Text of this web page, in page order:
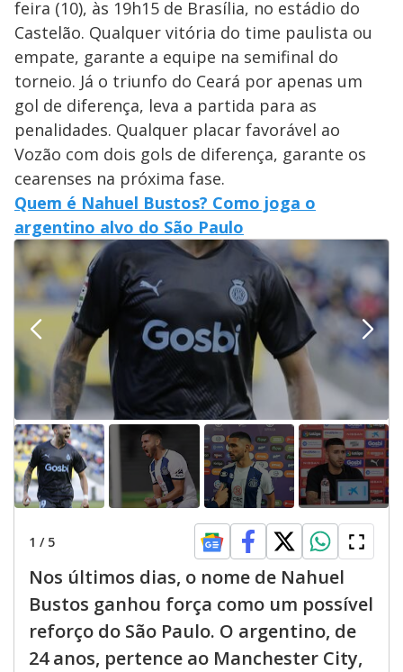
feira (10), às 19h15 de Brasília, no estádio do
Castelão. Qualquer vitória do time paulista ou
empate, garante a equipe na semifinal do
torneio. Já o triunfo do Ceará por apenas um
gol de diferença, leva a partida para as
penalidades. Qualquer placar favorável ao
Vozão com dois gols de diferença, garante os
cearenses na próxima fase.
Quem é Nahuel Bustos? Como joga o
argentino alvo do São Paulo
1 / 5
Nos últimos dias, o nome de Nahuel
Bustos ganhou força como um possível
reforço do São Paulo. O argentino, de
24 anos, pertence ao Manchester City,